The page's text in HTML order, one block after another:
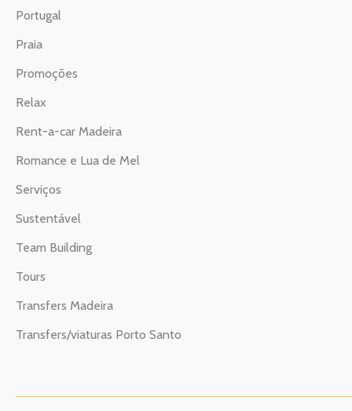
Portugal
Praia
Promoções
Relax
Rent-a-car Madeira
Romance e Lua de Mel
Serviços
Sustentável
Team Building
Tours
Transfers Madeira
Transfers/viaturas Porto Santo